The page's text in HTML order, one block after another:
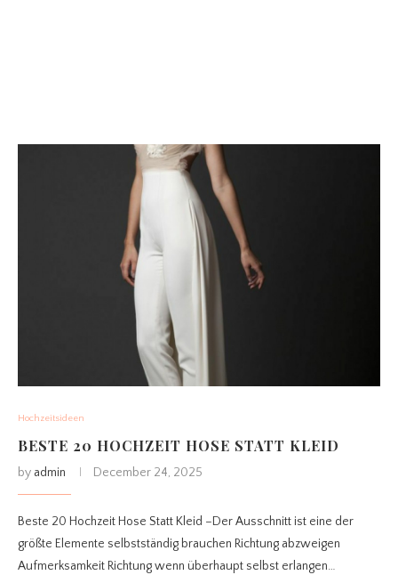
Hochzeitsideen
BESTE 20 HOCHZEIT HOSE STATT KLEID
by admin December 24, 2025
Beste 20 Hochzeit Hose Statt Kleid –Der Ausschnitt ist eine der
größte Elemente selbstständig brauchen Richtung abzweigen
Aufmerksamkeit Richtung wenn überhaupt selbst erlangen…